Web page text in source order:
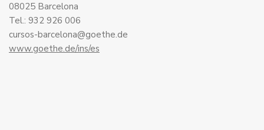
08025 Barcelona
Tel.: 932 926 006
cursos-barcelona@goethe.de
www.goethe.de/ins/es